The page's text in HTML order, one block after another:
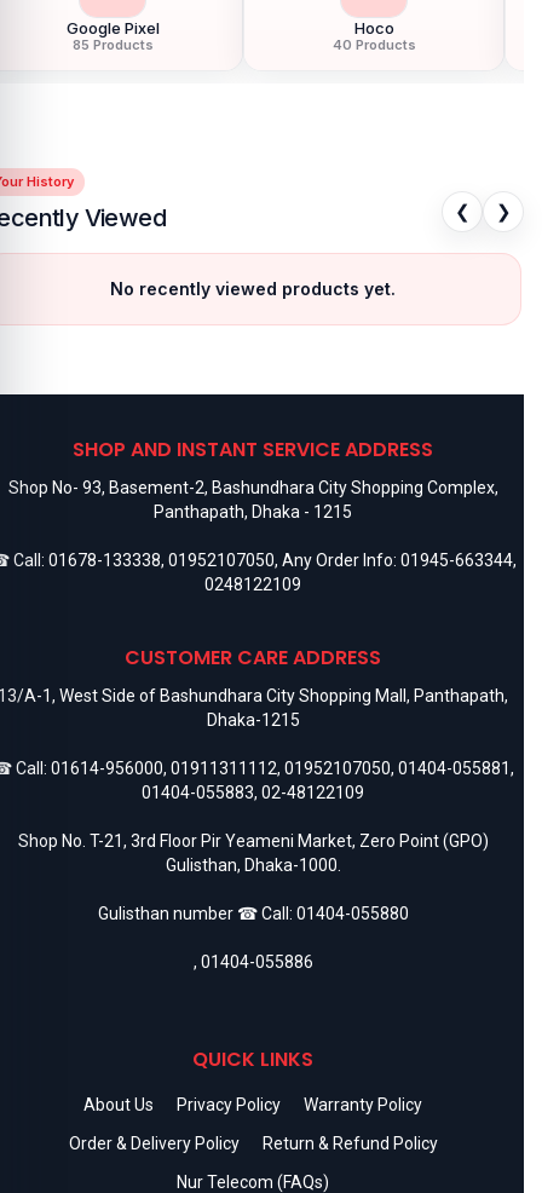
Google Pixel
85 Products
Hoco
40 Products
History
Viewed ❮ ❯
No recently viewed products yet.
SHOP AND INSTANT SERVICE ADDRESS
Shop No- 93, Basement-2, Bashundhara City Shopping Complex,
Panthapath, Dhaka - 1215
Call: 01678-133338, 01952107050, Any Order Info: 01945-663344,
0248122109
CUSTOMER CARE ADDRESS
A-1, West Side of Bashundhara City Shopping Mall, Panthapath,
Dhaka-1215
Call: 01614-956000, 01911311112, 01952107050, 01404-055881,
01404-055883, 02-48122109
Shop No. T-21, 3rd Floor Pir Yeameni Market, Zero Point (GPO)
Gulisthan, Dhaka-1000.
Gulisthan number ☎ Call: 01404-055880
, 01404-055886
QUICK LINKS
About Us Privacy Policy
Warranty Policy
Order & Delivery Policy
Return & Refund Policy
Nur Telecom (FAQs)